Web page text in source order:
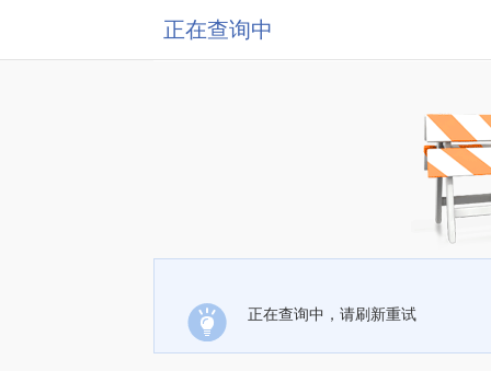
正在查询中
正在查询中，请刷新重试